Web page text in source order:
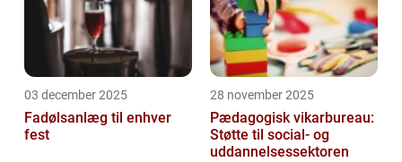
03 december 2025
Fadølsanlæg til enhver
fest
28 november 2025
Pædagogisk vikarbureau:
Støtte til social- og
uddannelsessektoren